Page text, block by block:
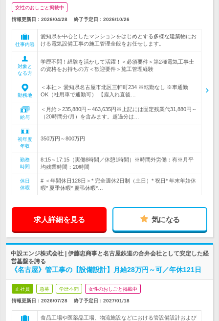
女性のおしごと掲載中
情報更新日：2026/04/28 終了予定日： 2026/10/26
仕事内容
愛知県を中心としたマンションをはじめとする多様な建築物にお
ける電気設備工事の施工管理全般をお任せします。
対象と
なる方
学歴不問！経験を活かして活躍！＜必須要件＞第2種電気工事士
の資格をお持ちの方＜歓迎要件＞施工管理経験
勤務地
＜本社＞ 愛知県名古屋市北区三軒町234 ※転勤なし ※車通勤
OK（社用車で通勤可） 【雇入れ直後…
給与
＜月給＞235,880円～463,635円※上記には固定残業代31,880円～
（20時間分/月）を含みます。超過分は…
初年度
年収
350万円～800万円
勤務
時間
8:15～17:15（実働8時間／休憩1時間）※時間外労働：有※月平
均残業時間：20時間
休日
休暇
# ＜年間休日128日＞* 完全週休2日制（土日）* 祝日* 年末年始休
暇* 夏季休暇* 慶弔休暇*…
求人詳細を見る 気になる
中設エンジ株式会社 | 伊藤忠商事と名古屋鉄道の合弁会社として安定した経
営基盤を誇る
《名古屋》管工事の【設備設計】月給28万円～可／年休121日
正社員 急募 学歴不問 女性のおしごと掲載中
情報更新日：2026/07/28 終了予定日： 2027/01/18
食品工場や医薬品工場、物流施設などにおける管設備設計および